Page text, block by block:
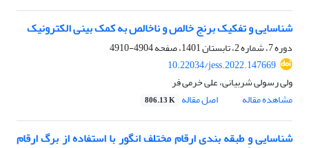
شناسایی و تفکیک برنج خالص و ناخالص به کمک بینی الکترونیک
دوره 7، شماره 2، تابستان 1401، صفحه
4904-4910
10.22034/jess.2022.147669
ولی رسولی شربیانی، علی خرمی فر
مشاهده مقاله
اصل مقاله 806.13 K
شناسایی و طبقه بندی ارقام مختلف انگور با استفاده از برگ ارقام